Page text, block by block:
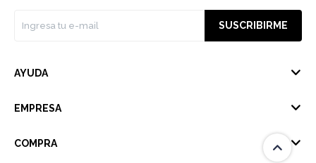
SUSCRIBIRME
AYUDA
EMPRESA
COMPRA